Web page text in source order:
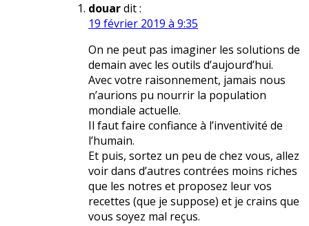
douardit :
19 février 2019 à 9:35
On ne peut pas imaginer les solutions de
demain avec les outils d’aujourd’hui.
Avec votre raisonnement, jamais nous
n’aurions pu nourrir la population
mondiale actuelle.
Il faut faire confiance à l’inventivité de
l’humain.
Et puis, sortez un peu de chez vous, allez
voir dans d’autres contrées moins riches
que les notres et proposez leur vos
recettes (que je suppose) et je crains que
vous soyez mal reçus.